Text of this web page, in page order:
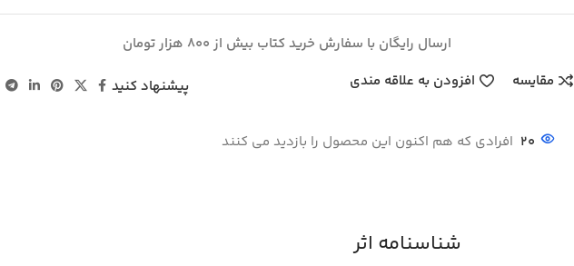
ارسال رایگان با سفارش خرید کتاب بیش از 800 هزار تومان
مقایسه
افزودن به علاقه مندی پیشنهاد کنید
20 افرادی که هم اکنون این محصول را بازدید می کنند
شناسنامه اثر